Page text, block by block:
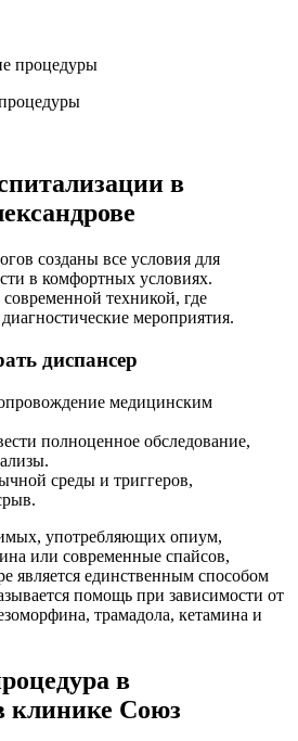
в
созданы все условия для
в комфортных условиях.
техникой, где
мероприятия.
диспансер
медицинским
полноценное обследование,
среды и триггеров,
употребляющих опиум,
или современные спайсов,
является единственным способом
помощь при зависимости от
трамадола, кетамина и
в
клинике Союз